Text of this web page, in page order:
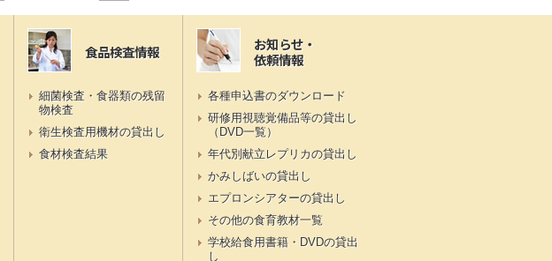
食品検査情報
細菌検査・食器類の残留
物検査
衛生検査用機材の貸出し
食材検査結果
お知らせ・
依頼情報
各種申込書のダウンロード
研修用視聴覚備品等の貸出し
（DVD一覧）
年代別献立レプリカの貸出し
かみしばいの貸出し
エプロンシアターの貸出し
その他の食育教材一覧
学校給食用書籍・DVDの貸出
し